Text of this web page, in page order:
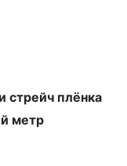
стрейч плёнка
метр